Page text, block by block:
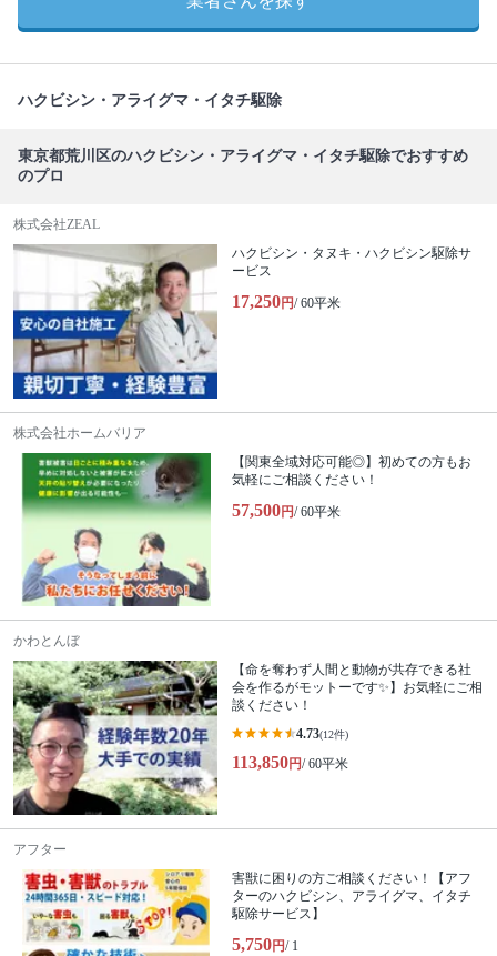
ハクビシン・アライグマ・イタチ駆除
東京都荒川区のハクビシン・アライグマ・イタチ駆除でおすすめ
のプロ
株式会社ZEAL
ハクビシン・タヌキ・ハクビシン駆除サ
ービス
17,250円/ 60平米
株式会社ホームバリア
【関東全域対応可能◎】初めての方もお
気軽にご相談ください！
57,500円/ 60平米
かわとんぼ
【命を奪わず人間と動物が共存できる社
会を作るがモットーです✨】お気軽にご相
談ください！
4.73(12件)
113,850円/ 60平米
アフター
害獣に困りの方ご相談ください！【アフ
ターのハクビシン、アライグマ、イタチ
駆除サービス】
5,750円/ 1